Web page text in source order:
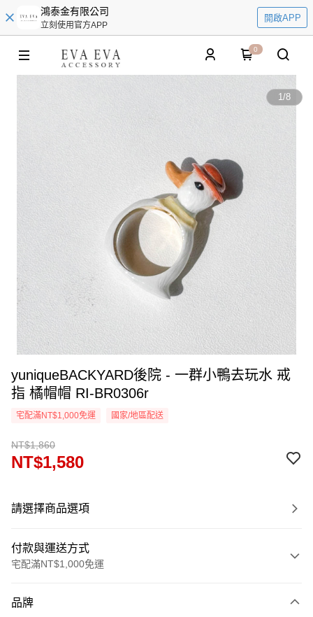
鴻泰金有限公司
立刻使用官方APP
開啟APP
0
1/8
yuniqueBACKYARD後院 - 一群小鴨去玩水 戒
指 橘帽帽 RI-BR0306r
宅配滿NT$1,000免運 國家/地區配送
NT$1,860
NT$1,580
請選擇商品選項
付款與運送方式
宅配滿NT$1,000免運
信用卡一次付款
品牌